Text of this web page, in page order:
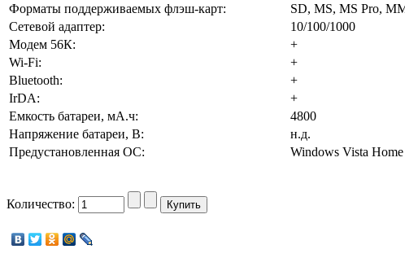
Форматы поддерживаемых флэш-карт:
SD, MS, MS Pro,
Сетевой адаптер:
10/100/1000
Модем 56К:
+
Wi-Fi:
+
Bluetooth:
+
IrDA:
+
Емкость батареи, мА.ч:
4800
Напряжение батареи, В:
н.д.
Предустановленная ОС:
Windows Vista
Количество: